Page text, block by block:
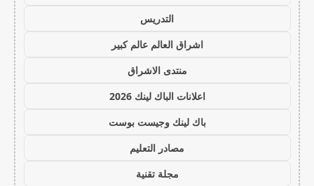
التدريس
اشراق العالم عالم كبير
منتدى الاشراق
اعلانات الباك لينك 2026
باك لينك وجيست بوست
مصادر التعليم
مجلة تقنية